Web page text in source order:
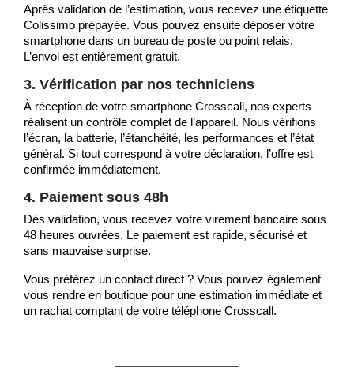
Après validation de l’estimation, vous recevez une étiquette
Colissimo prépayée. Vous pouvez ensuite déposer votre
smartphone dans un bureau de poste ou point relais.
L’envoi est entièrement gratuit.
3. Vérification par nos techniciens
À réception de votre smartphone Crosscall, nos experts
réalisent un contrôle complet de l’appareil. Nous vérifions
l’écran, la batterie, l’étanchéité, les performances et l’état
général. Si tout correspond à votre déclaration, l’offre est
confirmée immédiatement.
4. Paiement sous 48h
Dès validation, vous recevez votre virement bancaire sous
48 heures ouvrées. Le paiement est rapide, sécurisé et
sans mauvaise surprise.
Vous préférez un contact direct ? Vous pouvez également
vous rendre en boutique pour une estimation immédiate et
un rachat comptant de votre téléphone Crosscall.